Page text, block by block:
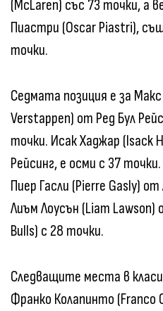
(McLaren) със 73 точки, а
Пиастри (Oscar Piastri),
точки.
Седмата позиция е за
Verstappen) от Ред Бул
точки. Исак Хаджар (Isack
Рейсинг, е осми с 37
Пиер Гасли (Pierre Gasly)
Лиъм Лоусън (Liam Lawson)
Bulls) с 28 точки.
Следващите места в
Франко Колапинто (Franco